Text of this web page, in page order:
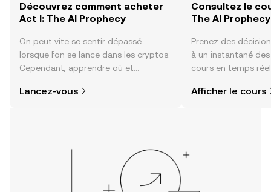
Découvrez comment acheter
Act I: The AI Prophecy
On peut vite se sentir dépassé
lorsque l’on se lance dans les cryptos.
Cependant, apprendre où et
plus simple que vous ne l’imaginez.
Lancez-vous
Consultez le
The AI Prophecy
Prenez des
à un instantané
cours en temps
communauté, des
Afficher le cours